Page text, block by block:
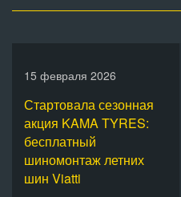
15 февраля 2026
Стартовала сезонная
акция KAMA TYRES:
бесплатный
шиномонтаж летних
шин Viatti